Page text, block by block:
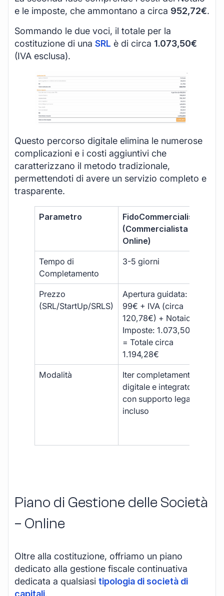
e le imposte, che ammontano a circa 952,72€.
Sommando le due voci, il totale per la
costituzione di una SRL è di circa 1.073,50€
(IVA esclusa).
Questo percorso digitale elimina le numerose
complicazioni e i costi aggiuntivi che
caratterizzano il metodo tradizionale,
permettendoti di avere un servizio completo e
trasparente.
Parametro
FidoCommercialista
(Commercialista
Online)
Tempo di
Completamento
3-5 giorni
Prezzo
(SRL/StartUp/SRLS)
Apertura guidata:
99€ + IVA (circa
120,78€) + Notaio e
Imposte: 1.073,50€
= Totale circa
1.194,28€
Modalità
Iter completamente
digitale e integrato,
con supporto legale
incluso
Piano di Gestione delle Società
– Online
Oltre alla costituzione, offriamo un piano
dedicato alla gestione fiscale continuativa
dedicata a qualsiasi tipologia di società di
capitali.